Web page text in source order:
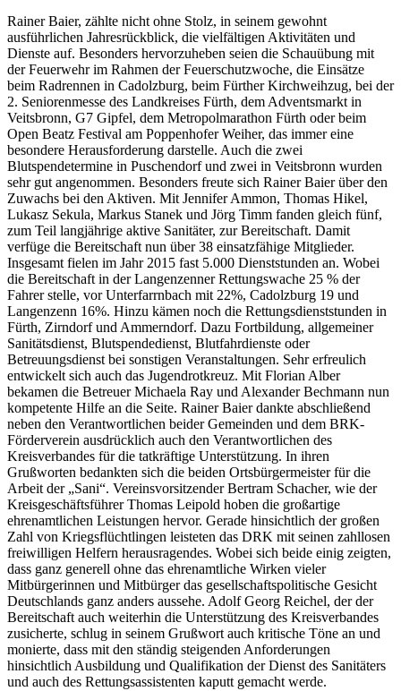
Rainer Baier, zählte nicht ohne Stolz, in seinem gewohnt
ausführlichen Jahresrückblick, die vielfältigen Aktivitäten und
Dienste auf. Besonders hervorzuheben seien die Schauübung mit
der Feuerwehr im Rahmen der Feuerschutzwoche, die Einsätze
beim Radrennen in Cadolzburg, beim Fürther Kirchweihzug, bei der
2. Seniorenmesse des Landkreises Fürth, dem Adventsmarkt in
Veitsbronn, G7 Gipfel, dem Metropolmarathon Fürth oder beim
Open Beatz Festival am Poppenhofer Weiher, das immer eine
besondere Herausforderung darstelle. Auch die zwei
Blutspendetermine in Puschendorf und zwei in Veitsbronn wurden
sehr gut angenommen. Besonders freute sich Rainer Baier über den
Zuwachs bei den Aktiven. Mit Jennifer Ammon, Thomas Hikel,
Lukasz Sekula, Markus Stanek und Jörg Timm fanden gleich fünf,
zum Teil langjährige aktive Sanitäter, zur Bereitschaft. Damit
verfüge die Bereitschaft nun über 38 einsatzfähige Mitglieder.
Insgesamt fielen im Jahr 2015 fast 5.000 Dienststunden an. Wobei
die Bereitschaft in der Langenzenner Rettungswache 25 % der
Fahrer stelle, vor Unterfarrnbach mit 22%, Cadolzburg 19 und
Langenzenn 16%. Hinzu kämen noch die Rettungsdienststunden in
Fürth, Zirndorf und Ammerndorf. Dazu Fortbildung, allgemeiner
Sanitätsdienst, Blutspendedienst, Blutfahrdienste oder
Betreuungsdienst bei sonstigen Veranstaltungen. Sehr erfreulich
entwickelt sich auch das Jugendrotkreuz. Mit Florian Alber
bekamen die Betreuer Michaela Ray und Alexander Bechmann nun
kompetente Hilfe an die Seite. Rainer Baier dankte abschließend
neben den Verantwortlichen beider Gemeinden und dem BRK-
Förderverein ausdrücklich auch den Verantwortlichen des
Kreisverbandes für die tatkräftige Unterstützung. In ihren
Grußworten bedankten sich die beiden Ortsbürgermeister für die
Arbeit der „Sani“. Vereinsvorsitzender Bertram Schacher, wie der
Kreisgeschäftsführer Thomas Leipold hoben die großartige
ehrenamtlichen Leistungen hervor. Gerade hinsichtlich der großen
Zahl von Kriegsflüchtlingen leisteten das DRK mit seinen zahllosen
freiwilligen Helfern herausragendes. Wobei sich beide einig zeigten,
dass ganz generell ohne das ehrenamtliche Wirken vieler
Mitbürgerinnen und Mitbürger das gesellschaftspolitische Gesicht
Deutschlands ganz anders aussehe. Adolf Georg Reichel, der der
Bereitschaft auch weiterhin die Unterstützung des Kreisverbandes
zusicherte, schlug in seinem Grußwort auch kritische Töne an und
monierte, dass mit den ständig steigenden Anforderungen
hinsichtlich Ausbildung und Qualifikation der Dienst des Sanitäters
und auch des Rettungsassistenten kaputt gemacht werde.